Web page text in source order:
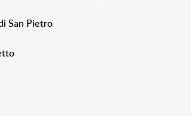
San Pietro